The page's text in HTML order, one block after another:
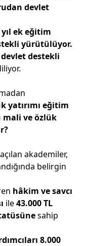
devlet
yıl ek eğitim
yürütülüyor.
destekli
yatırımı eğitim
mali ve özlük
akademiler,
belirgin
hâkim ve savcı
ile43.000 TL
sahip
8.000